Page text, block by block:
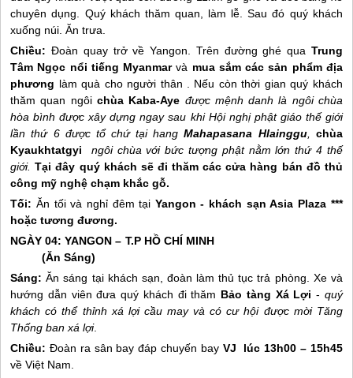
chuyên dụng. Quý khách thăm quan, làm lễ. Sau đó quý khách
xuống núi. Ăn trưa.
Chiều: Đoàn quay trở về Yangon. Trên đường ghé qua Trung
Tâm Ngọc nổi tiếng Myanmarvà mua sắm các sản phẩm địa
phương làm quà cho người thân . Nếu còn thời gian quý khách
thăm quan ngôi chùa Kaba-Aye được mệnh danh là ngôi chùa
hòa bình được xây dựng ngay sau khi Hội nghị phật giáo thế giới
lần thứ 6 được tổ chứ tại hangMahapasana Hlainggu, chùa
Kyaukhtatgyi
ngôi chùa với bức tượng phật nằm lớn thứ 4 thế
giới. Tại đây quý khách sẽ đi thăm các cửa hàng bán đồ thủ
công mỹ nghệ chạm khắc gỗ.
Tối: Ăn tối và nghỉ đêm tại Yangon - khách sạn Asia Plaza ***
hoặc tương đương.
NGÀY 04: YANGON – T.P HỒ CHÍ MINH
(Ăn Sáng)
Sáng:Ăn sáng tại khách sạn, đoàn làm thủ tục trả phòng. Xe và
hướng dẫn viên đưa quý khách đi thăm Bảo tàng Xá Lợi- quý
khách có thể thỉnh xá lợi cầu may và có cư hội được mời Tăng
Thống ban xá lợi.
Chiều:Đoàn ra sân bay đáp chuyến bay VJ lúc 13h00 – 15h45
về Việt Nam.